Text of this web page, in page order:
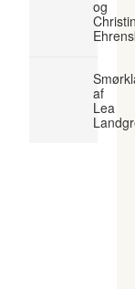
og
af
Lea